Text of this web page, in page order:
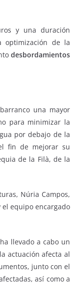
y una duración
optimización de la
desbordamientos
una mayor
para minimizar la
por debajo de la
fin de mejorar su
de la Filà, de la
Núria Campos,
equipo encargado
llevado a cabo un
actuación afecta al
junto con el
así como a